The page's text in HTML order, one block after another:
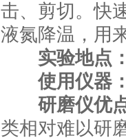
击、剪切。快
液氮降温，用
实验地点
使用仪器
研磨仪优
类相对难以